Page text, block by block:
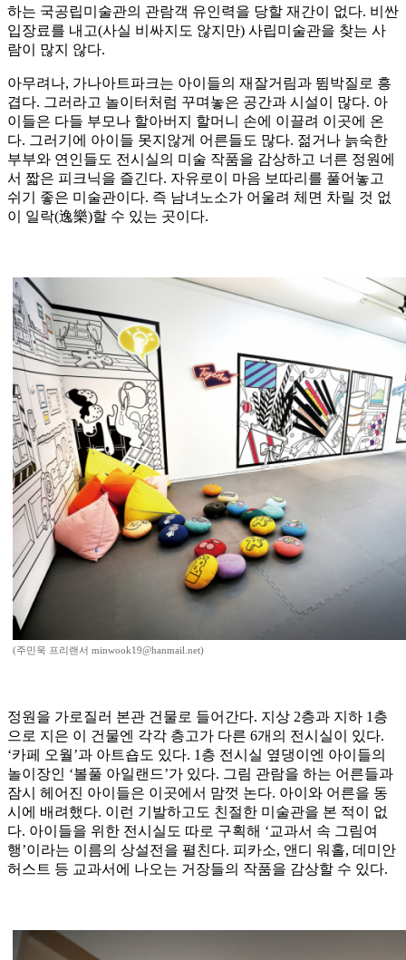
하는 국공립미술관의 관람객 유인력을 당할 재간이 없다. 비싼
입장료를 내고(사실 비싸지도 않지만) 사립미술관을 찾는 사
람이 많지 않다.
아무려나, 가나아트파크는 아이들의 재잘거림과 뜀박질로 흥
겹다. 그러라고 놀이터처럼 꾸며놓은 공간과 시설이 많다. 아
이들은 다들 부모나 할아버지 할머니 손에 이끌려 이곳에 온
다. 그러기에 아이들 못지않게 어른들도 많다. 젊거나 늙숙한
부부와 연인들도 전시실의 미술 작품을 감상하고 너른 정원에
서 짧은 피크닉을 즐긴다. 자유로이 마음 보따리를 풀어놓고
쉬기 좋은 미술관이다. 즉 남녀노소가 어울려 체면 차릴 것 없
이 일락(逸樂)할 수 있는 곳이다.
(주민욱 프리랜서 minwook19@hanmail.net)
정원을 가로질러 본관 건물로 들어간다. 지상 2층과 지하 1층
으로 지은 이 건물엔 각각 층고가 다른 6개의 전시실이 있다.
‘카페 오월’과 아트숍도 있다. 1층 전시실 옆댕이엔 아이들의
놀이장인 ‘볼풀 아일랜드’가 있다. 그림 관람을 하는 어른들과
잠시 헤어진 아이들은 이곳에서 맘껏 논다. 아이와 어른을 동
시에 배려했다. 이런 기발하고도 친절한 미술관을 본 적이 없
다. 아이들을 위한 전시실도 따로 구획해 ‘교과서 속 그림여
행’이라는 이름의 상설전을 펼친다. 피카소, 앤디 워홀, 데미안
허스트 등 교과서에 나오는 거장들의 작품을 감상할 수 있다.